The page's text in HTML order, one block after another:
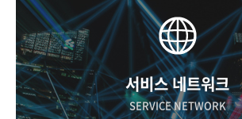
서비스 네트워크
SERVICE NETWORK